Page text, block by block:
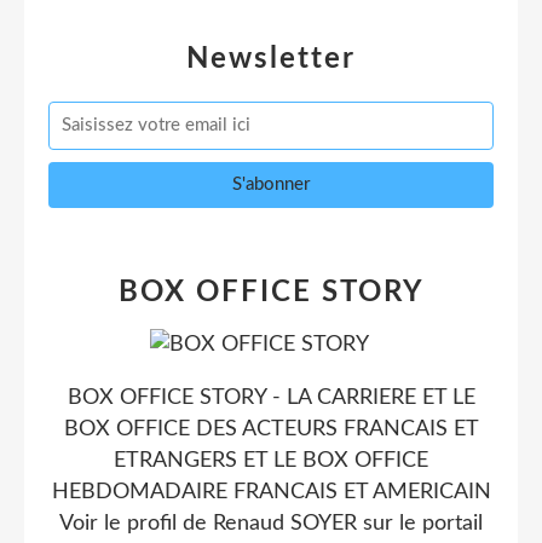
Newsletter
BOX OFFICE STORY
BOX OFFICE STORY - LA CARRIERE ET LE
BOX OFFICE DES ACTEURS FRANCAIS ET
ETRANGERS ET LE BOX OFFICE
HEBDOMADAIRE FRANCAIS ET AMERICAIN
Voir le profil de Renaud SOYER sur le portail